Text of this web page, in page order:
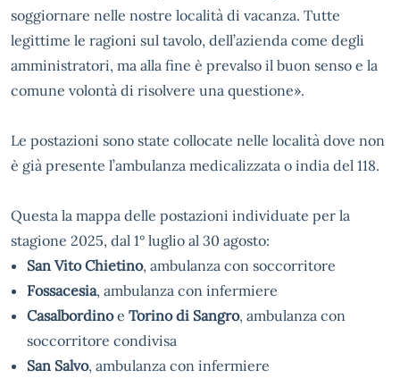
soggiornare nelle nostre località di vacanza. Tutte
legittime le ragioni sul tavolo, dell’azienda come degli
amministratori, ma alla fine è prevalso il buon senso e la
comune volontà di risolvere una questione».
Le postazioni sono state collocate nelle località dove non
è già presente l’ambulanza medicalizzata o india del 118.
Questa la mappa delle postazioni individuate per la
stagione 2025, dal 1° luglio al 30 agosto:
San Vito Chietino, ambulanza con soccorritore
Fossacesia, ambulanza con infermiere
Casalbordinoe Torino di Sangro, ambulanza con
soccorritore condivisa
San Salvo, ambulanza con infermiere